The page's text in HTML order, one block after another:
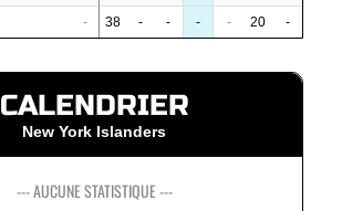
- 38 - - - - 20 -
CALENDRIER
New York Islanders
--- AUCUNE STATISTIQUE ---